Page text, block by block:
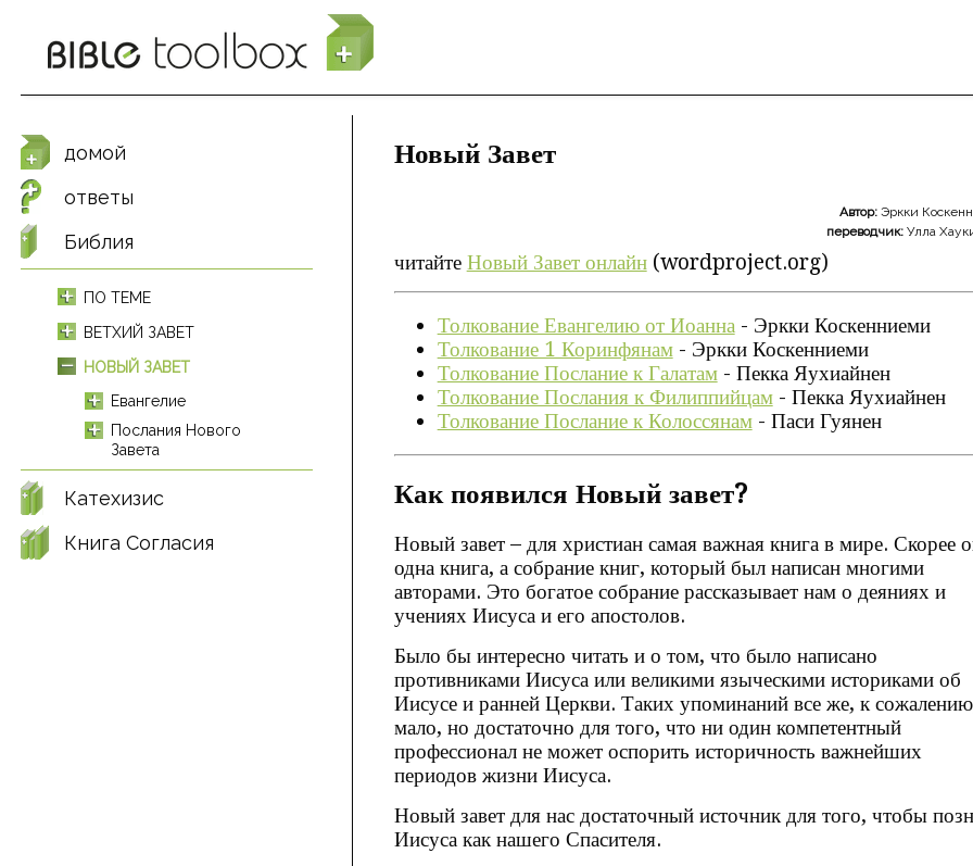
Новый Завет
Автор:Эркки
переводчик:Улла
читайте Новый Завет онлайн(wordproject.org)
Толкование Евангелию от Иоанна - Эркки Коскенниеми
Толкование 1 Коринфянам- Эркки Коскенниеми
Толкование Послание к Галатам- Пекка Яухиайнен
Толкование Послания к Филиппийцам- Пекка Яухиайнен
Толкование Послание к Колоссянам- Паси Гуянен
Как появился Новый завет?
Новый завет – для христиан самая важная книга в мире. Скорее
одна книга, а собрание книг, который был написан многими
авторами. Это богатое собрание рассказывает нам о деяниях и
учениях Иисуса и его апостолов.
Было бы интересно читать и о том, что было написано
противниками Иисуса или великими языческими историками об
Иисусе и ранней Церкви. Таких упоминаний все же, к
мало, но достаточно для того, что ни один компетентный
профессионал не может оспорить историчность важнейших
периодов жизни Иисуса.
Новый завет для нас достаточный источник для того, чтобы
Иисуса как нашего Спасителя.
домой
ответы
Библия
ПО ТЕМЕ
ВЕТХИЙ ЗАВЕТ
НОВЫЙ ЗАВЕТ
Евангелие
Послания Нового
Завета
Катехизис
Книга Согласия